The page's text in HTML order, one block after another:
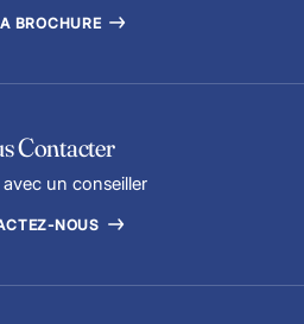
BROCHURE
Contacter
un conseiller
NOUS